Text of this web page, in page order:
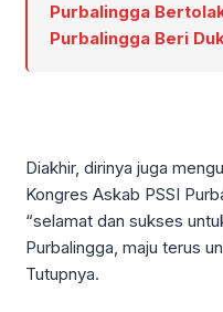
Purbalingga
Purbalingga Beri
Diakhir, dirinya juga
Kongres Askab PSSI
“selamat dan sukses
Purbalingga, maju terus
Tutupnya.